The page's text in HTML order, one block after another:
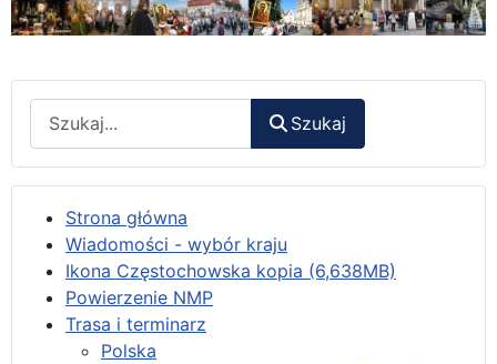
Szukaj
Strona główna
Wiadomości - wybór kraju
Ikona Częstochowska kopia (6,638MB)
Powierzenie NMP
Trasa i terminarz
Polska